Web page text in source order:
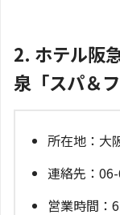
2. ホテル阪
泉「スパ＆
所在地：大
連絡先：
営業時間：